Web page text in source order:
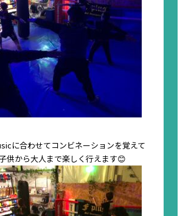
に合わせてコンビネーションを覚えて
供から大人まで楽しく行えます😊